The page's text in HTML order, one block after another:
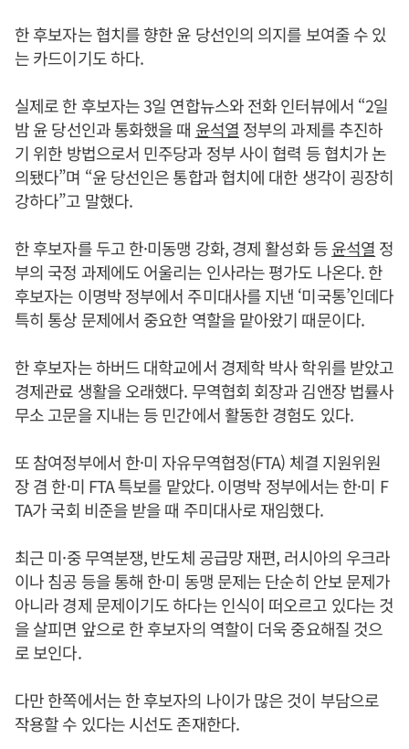
한 후보자는 협치를 향한 윤 당선인의 의지를 보여줄 수 있
는 카드이기도 하다.
실제로 한 후보자는 3일 연합뉴스와 전화 인터뷰에서 “2일
밤 윤 당선인과 통화했을 때 윤석열 정부의 과제를 추진하
기 위한 방법으로서 민주당과 정부 사이 협력 등 협치가 논
의됐다”며 “윤 당선인은 통합과 협치에 대한 생각이 굉장히
강하다”고 말했다.
한 후보자를 두고 한·미동맹 강화, 경제 활성화 등윤석열 정
부의 국정 과제에도 어울리는 인사라는 평가도 나온다. 한
후보자는 이명박 정부에서 주미대사를 지낸 ‘미국통’인데다
특히 통상 문제에서 중요한 역할을 맡아왔기 때문이다.
한 후보자는 하버드 대학교에서 경제학 박사 학위를 받았고
경제관료 생활을 오래했다. 무역협회 회장과 김앤장 법률사
무소 고문을 지내는 등 민간에서 활동한 경험도 있다.
또 참여정부에서 한·미 자유무역협정(FTA) 체결 지원위원
장 겸 한·미 FTA 특보를 맡았다. 이명박 정부에서는 한·미 F
TA가 국회 비준을 받을 때 주미대사로 재임했다.
최근 미·중 무역분쟁, 반도체 공급망 재편, 러시아의 우크라
이나 침공 등을 통해 한·미 동맹 문제는 단순히 안보 문제가
아니라 경제 문제이기도 하다는 인식이 떠오르고 있다는 것
을 살피면 앞으로 한 후보자의 역할이 더욱 중요해질 것으
로 보인다.
다만 한쪽에서는 한 후보자의 나이가 많은 것이 부담으로
작용할 수 있다는 시선도 존재한다.